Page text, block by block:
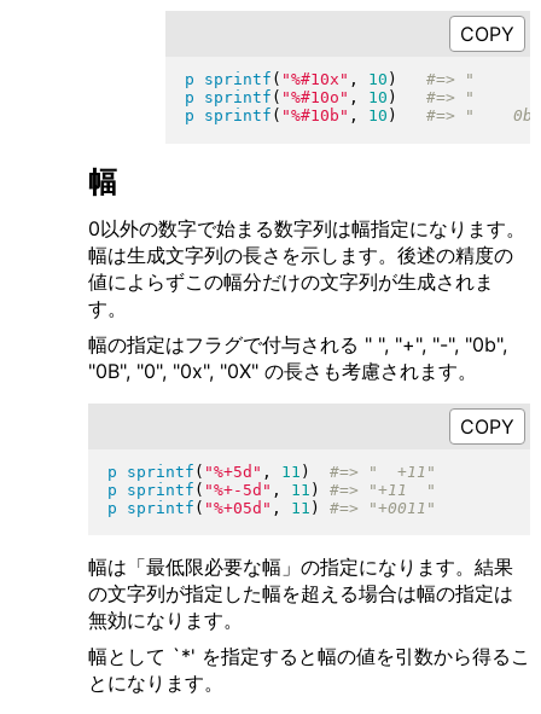
p sprintf ( "%#10x " , 10 )
p
sprintf ( "%#10o " , 10 )
p
sprintf ( "%#10b " , 10 )
幅
0以外の数字で始まる数字列は幅指定になります。
幅は生成文字列の長さを示します。後述の精度の
値によらずこの幅分だけの文字列が生成されま
す。
幅の指定はフラグで付与される " ", "+", "-", "0b",
"0B", "0", "0x", "0X" の長さも考慮されます。
p sprintf ( "%+5d " , 11 )
p
sprintf ( "%+-5d " , 11 )
p
sprintf ( "%+05d " , 11 )
幅は「最低限必要な幅」の指定になります。結果
の文字列が指定した幅を超える場合は幅の指定は
無効になります。
幅として `*' を指定すると幅の値を引数から得るこ
とになります。